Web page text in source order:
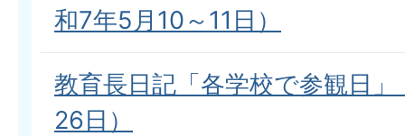
和7年5月10～11日）
教育長日記「各学校で参観日
26日）